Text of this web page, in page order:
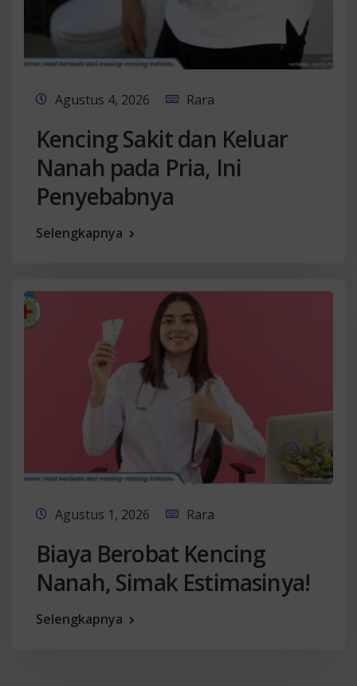
Agustus 4, 2026 Rara
Kencing Sakit dan Keluar
Nanah pada Pria, Ini
Penyebabnya
Selengkapnya
Agustus 1, 2026 Rara
Biaya Berobat Kencing
Nanah, Simak Estimasinya!
Selengkapnya